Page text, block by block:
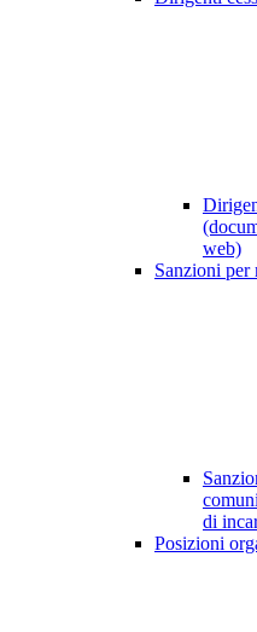
web)
Sanzioni per
di
Posizioni